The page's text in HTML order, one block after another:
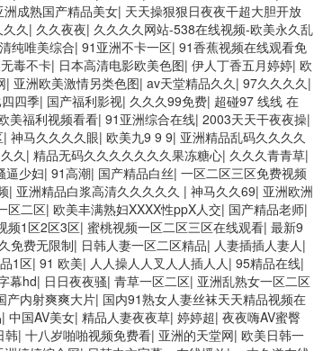
洲成熟国产精品美女| 天天操狠狠日夜夜干超大胆开放
久| 久久夜夜| 久久久久网站-538在线视频-欧美永久乱
清纯唯美综合| 91亚洲不卡一区| 91香蕉视频在线观看免
毒不卡| 日本高清电影欧美色图| 伊人丁香五月婷婷| 欧
| 亚洲欧美激情另类色图| av天堂精品久久| 97久久久久|
四季| 国产福利影视| 久久久99免费| 超碰97 线线 在
美福利视频看看| 91亚洲综合在线| 2003天天干夜夜操|
| 神马久久久久眼| 欧美九9 9 9| 亚洲精品乱码久久久久
久| 精品无码久久久久久久久果冻糖心| 久久久青青草|
逼少妇| 91高潮| 国产精品白丝| 一区二区三区免费视频
| 亚洲精品白浆高清久久久久久 | 神马久久69| 亚洲欧洲
区二区| 欧美丰满熟妇XXXX性ppX人交| 国产精品老师|
频1区2区3区| 蜜桃视频一区二区三区在线观看| 最新9
免费无限制| 日韩人妻一区二区精品| 人妻插插人妻人|
1区| 91 欧美| 人人操人人叉人人插人人| 95精品在线|
幕hd| 日日夜夜骚| 青草一区二区| 亚洲乱熟女一区二区
产内射爽爽大片| 国内91熟女人妻丝袜天天精品视频在
| 中国AV美女| 精品人妻夜夜草| 婷婷超| 夜夜嗨AV蜜臀
韩| 十八岁啪啪视频免费看| 亚洲的天堂网| 欧美日韩一